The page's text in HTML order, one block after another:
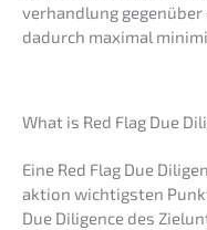
ver­hand­lung
dadurch maximal
What is Red Flag Due
Eine Red Flag Due
ak­ti­on wichtigs­ten
Due Diligence des